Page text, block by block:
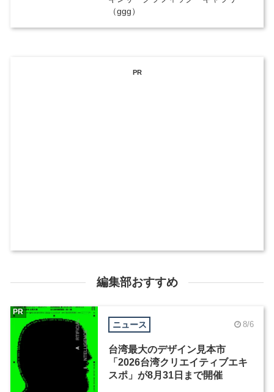
（ggg）
PR
編集部おすすめ
ニュース 8/6
台湾最大のデザイン見本市
「2026台湾クリエイティブエキ
スポ」が8月31日まで開催
PR